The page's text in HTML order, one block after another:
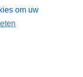
om uw